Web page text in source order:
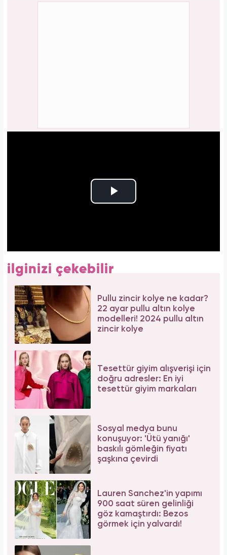
ilginizi çekebilir
Pullu zincir kolye ne kadar?
22 ayar pullu altın kolye
modelleri! 2024 pullu altın
zincir kolye
Tesettür giyim alışverişi için
doğru adresler: En iyi
tesettür giyim markaları
Sosyal medya bunu
konuşuyor: 'Ütü yanığı'
baskılı gömleğin fiyatı
şaşkına çevirdi
Lauren Sanchez'in yapımı
900 saat süren gelinliği
göz kamaştırdı: Bezos
görmek için yalvardı!